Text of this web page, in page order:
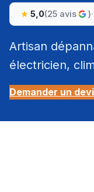
5,0(25 avis )·
Artisan
électricien,
Demander un